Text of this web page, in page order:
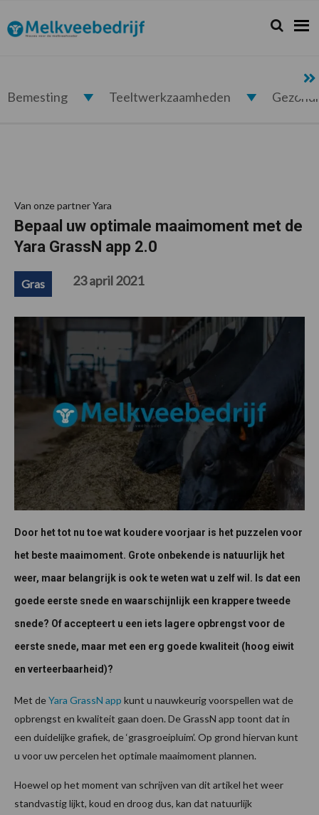
de
hoofdnavigatie
de
hoofd
de
eerste
de
voettekst
Melkveebedrijf.nl Zoeken...
Zoek
Bemesting Teeltwerkzaamheden
Van onze partner Yara
Bepaal uw optimale maaimoment met de
Yara GrassN app 2.0
Gras 23 april 2021
Door het tot nu toe wat koudere voorjaar is het puzzelen voor
het beste maaimoment. Grote onbekende is natuurlijk het
weer, maar belangrijk is ook te weten wat u zelf wil. Is dat een
goede eerste snede en waarschijnlijk een krappere tweede
snede? Of accepteert u een iets lagere opbrengst voor de
eerste snede, maar met een erg goede kwaliteit (hoog eiwit
en verteerbaarheid)?
Met deYara GrassN app kunt u nauwkeurig voorspellen wat de
opbrengst en kwaliteit gaan doen. De GrassN app toont dat in
een duidelijke grafiek, de ‘grasgroeipluim’. Op grond hiervan kunt
u voor uw percelen het optimale maaimoment plannen.
Hoewel op het moment van schrijven van dit artikel het weer
standvastig lijkt, koud en droog dus, kan dat natuurlijk